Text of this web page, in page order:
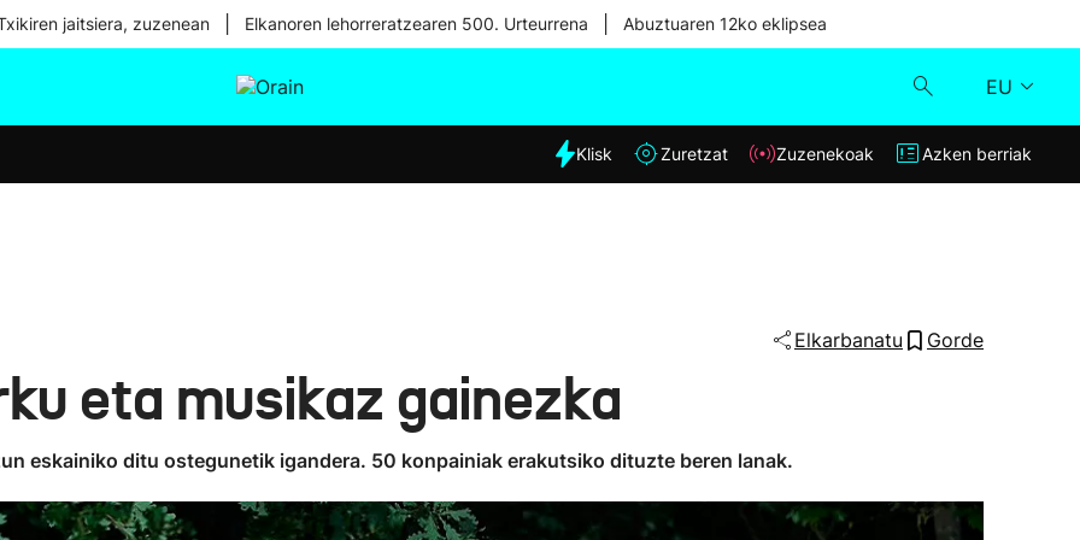
jaitsiera, zuzenean Elkanoren lehorreratzearen 500. Urteurrena Abuztuaren 12ko eklipsea
EU
Eguraldia
Klisk
Klisk Zuretzat Zuzenekoak Azken berriak
Elkarbanatu Gorde
eta musikaz gainezka
eskainiko ditu ostegunetik igandera. 50 konpainiak erakutsiko dituzte beren lanak.